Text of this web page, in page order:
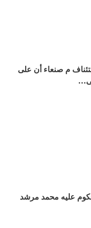
م صنعاء أن على
عليه محمد مرشد